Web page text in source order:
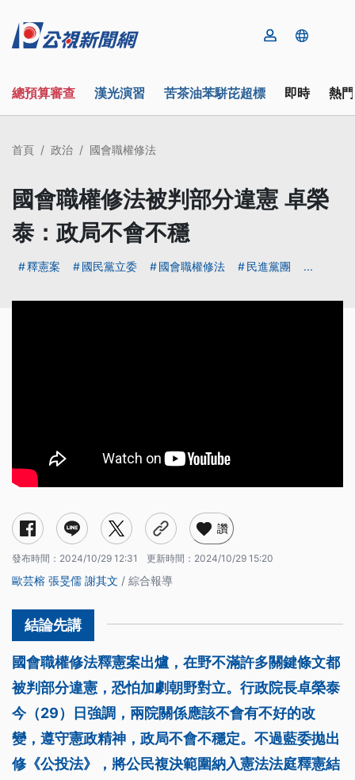
總預算審查 漢光演習 苦茶油苯駢芘超標 即時 熱
首頁 政治 國會職權修法
國會職權修法被判部分違憲 卓榮
泰：政局不會不穩
釋憲案 國民黨立委 國會職權修法 民進黨團 ...
讚
發布時間： 2024/10/29 12:31 更新時間： 2024/10/29 15:20
歐芸榕 張旻儒 謝其文 / 綜合報導
國會職權修法釋憲案出爐，在野不滿許多關鍵條文都
被判部分違憲，恐怕加劇朝野對立。行政院長卓榮泰
今（29）日強調，兩院關係應該不會有不好的改
變，遵守憲政精神，政局不會不穩定。不過藍委拋出
修《公投法》，將公民複決範圍納入憲法法庭釋憲結